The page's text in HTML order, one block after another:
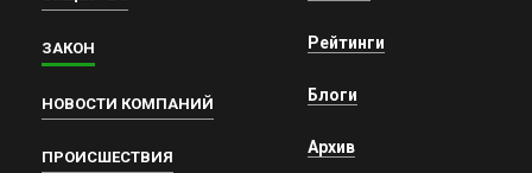
ЗАКОН
НОВОСТИ КОМПАНИЙ
ПРОИСШЕСТВИЯ
Рейтинги
Блоги
Архив